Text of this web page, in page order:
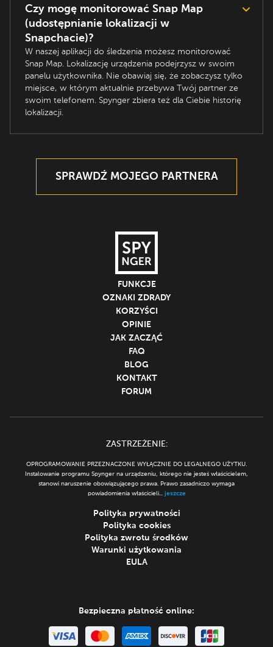
Czy mogę monitorować Snap Map
(udostępnianie lokalizacji w
Snapchacie)?
W naszej aplikacji do śledzenia możesz monitorować
Snap Map. Lokalizację urządzenia podejrzysz w swoim
panelu użytkownika. Nie obawiaj się, że zobaczysz tylko
miejsce, w którym aktualnie przebywa Twój partner ze
swoim telefonem. Spynger zbiera też dla Ciebie historię
lokalizacji.
SPRAWDŹ MOJEGO PARTNERA
FUNKCJE
OZNAKI ZDRADY
KORZYŚCI
OPINIE
JAK ZACZĄĆ
FAQ
BLOG
KONTAKT
FORUM
ZASTRZEŻENIE:
OPROGRAMOWANIE PRZEZNACZONE WYŁĄCZNIE DO LEGALNEGO UŻYTKU.
Instalowanie programu Spynger na urządzeniu, którego nie jesteś właścicielem,
stanowi naruszenie obowiązującego prawa. Prawo zasadniczo wymaga
powiadomienia właścicieli... jeszcze
Polityka prywatności
Polityka cookies
Polityka zwrotu środków
Warunki użytkowania
EULA
Bezpieczna płatność online: